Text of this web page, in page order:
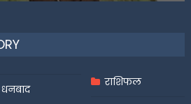
धनबाद
राशिफल